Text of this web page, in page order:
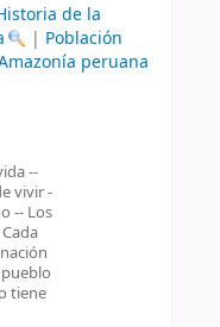
de la
| Población
peruana
--
vivir -
-- Los
tiene